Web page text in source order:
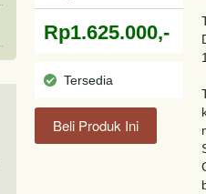
Rp1.625.000,-
Tersedia